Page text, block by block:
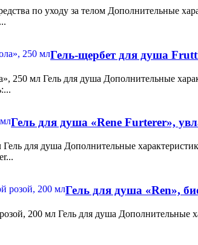
по уходу за телом Дополнительные
Гель-щербет для душа
250 мл Гель для душа Дополнительные
Гель для душа «Rene Furterer»,
для душа Дополнительные
Гель для душа «Ren»,
200 мл Гель для душа Дополнительные